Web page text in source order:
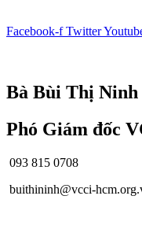
Facebook-f Twitter
Bà Bùi Thị Ninh
Phó Giám đốc
093 815 0708
buithininh@vcci-